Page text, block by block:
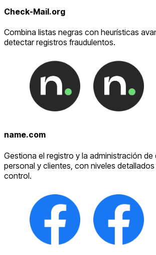
Check-Mail.org
Combina listas negras con heurísticas
detectar registros fraudulentos.
name.com
Gestiona el registro y la administración de
personal y clientes, con niveles
control.